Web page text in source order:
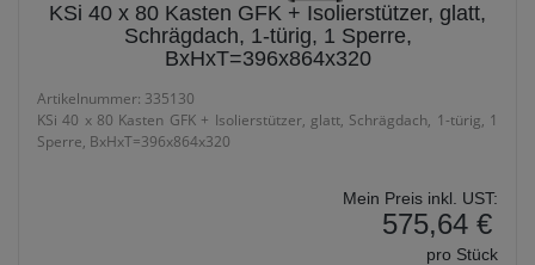
KSi 40 x 80 Kasten GFK + Isolierstützer, glatt,
Schrägdach, 1-türig, 1 Sperre,
BxHxT=396x864x320
Artikelnummer: 335130
KSi 40 x 80 Kasten GFK + Isolierstützer, glatt, Schrägdach, 1-türig, 1
Sperre, BxHxT=396x864x320
Mein Preis inkl. UST:
575,64 €
pro Stück